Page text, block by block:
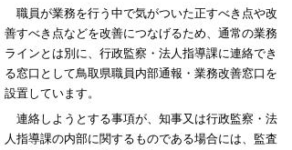
職員が業務を行う中で気がついた正すべき点や改
善すべき点などを改善につなげるため、通常の業務
ラインとは別に、行政監察・法人指導課に連絡でき
る窓口として鳥取県職員内部通報・業務改善窓口を
設置しています。
連絡しようとする事項が、知事又は行政監察・法
人指導課の内部に関するものである場合には、監査